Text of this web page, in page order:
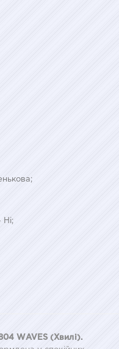
Ні;
WAVES (Хвилі).